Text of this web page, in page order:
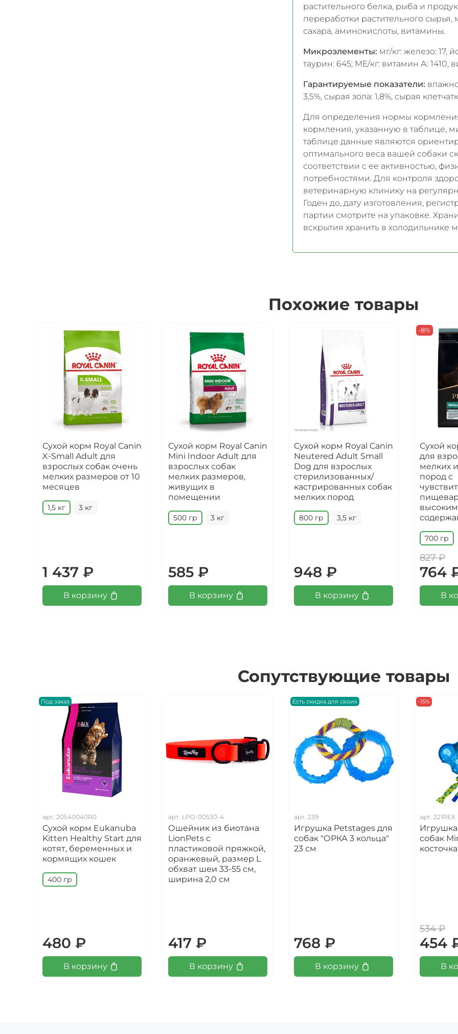
растительного белка, рыба и
переработки растительного
сахара, аминокислоты, витамины.
Микроэлементы: мг/кг: железо: 17,
таурин: 645; МЕ/кг: витамин А: 1410,
Гарантируемые показатели:
3,5%, сырая зола: 1,8%, сырая
Для определения нормы
кормления, указанную в таблице,
таблице данные являются
оптимального веса вашей собаки
соответствии с ее активностью,
потребностями. Для контроля
ветеринарную клинику на
Годен до, дату изготовления,
партии смотрите на упаковке.
вскрытия хранить в холодильнике
Похожие товары
Сухой корм Royal Canin
X-Small Adult для
взрослых собак очень
мелких размеров от 10
месяцев
1,5 кг 3 кг
1 437 ₽
В корзину
Сухой корм Royal Canin
Mini Indoor Adult для
взрослых собак
мелких размеров,
живущих в
помещении
500 гр 3 кг
585 ₽
В корзину
Сухой корм Royal Canin
Neutered Adult Small
Dog для взрослых
стерилизованных/
кастрированных собак
мелких пород
800 гр 3,5 кг
948 ₽
В корзину
-8%
Сухой
для
мелких
пород с
высоким
700 гр
827 ₽
764
В
Сопутствующие товары
Под заказ
арт. 20540040R0
Сухой корм Eukanuba
Kitten Healthy Start для
котят, беременных и
кормящих кошек
400 гр
480 ₽
В корзину
арт. LPO-00530-4
Ошейник из биотана
LionPets с
пластиковой пряжкой,
оранжевый, размер L
обхват шеи 33-55 см,
ширина 2,0 см
417 ₽
В корзину
Есть скидка для своих
арт. 239
Игрушка Petstages для
собак "ОРКА 3 кольца"
23 см
768 ₽
В корзину
-15%
арт. 221REX
собак
534 ₽
454
В